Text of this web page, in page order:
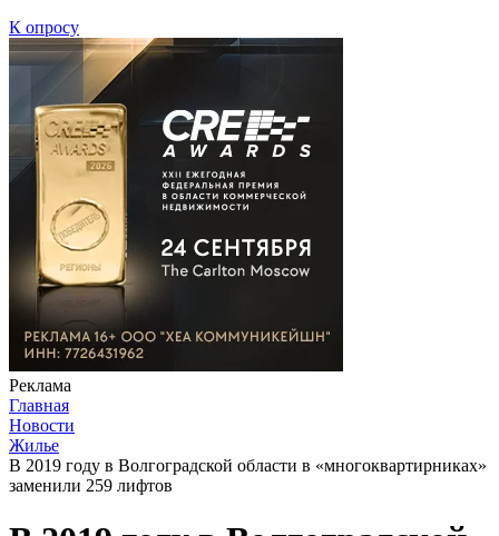
К опросу
Реклама
Главная
Новости
Жилье
В 2019 году в Волгоградской области в «многоквартирниках»
заменили 259 лифтов